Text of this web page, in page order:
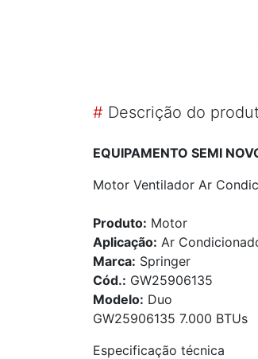
# Descrição do
EQUIPAMENTO SEMI
Motor Ventilador Ar
Produto: Motor
Aplicação: Ar
Marca: Springer
Cód.: GW25906135
Modelo: Duo
GW25906135 7.000 BTUs
Especificação técnica